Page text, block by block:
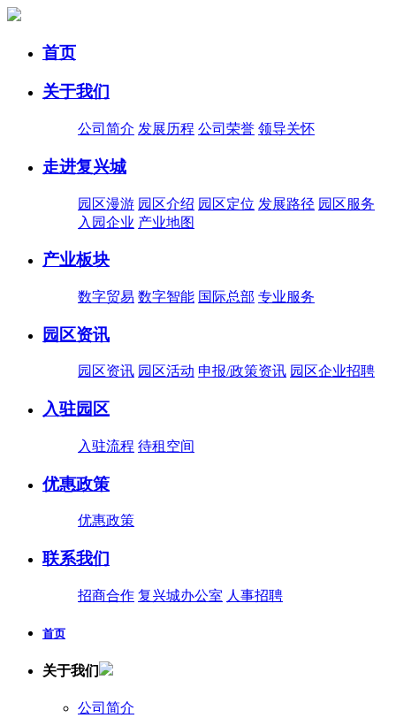
首页
关于我们
公司简介 发展历程 公司荣誉 领导关怀
走进复兴城
园区漫游 园区介绍 园区定位 发展路径 园区服务
入园企业 产业地图
产业板块
数字贸易 数字智能 国际总部 专业服务
园区资讯
园区资讯 园区活动 申报/政策资讯 园区企业招聘
入驻园区
入驻流程 待租空间
优惠政策
优惠政策
联系我们
招商合作 复兴城办公室 人事招聘
首页
关于我们
公司简介